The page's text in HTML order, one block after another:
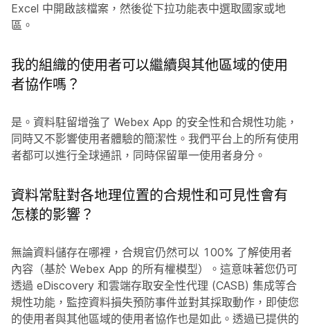
Excel 中開啟該檔案，然後從下拉功能表中選取國家或地
區。
我的組織的使用者可以繼續與其他區域的使用
者協作嗎？
是。資料駐留增強了 Webex App 的安全性和合規性功能，
同時又不影響使用者體驗的簡潔性。我們平台上的所有使用
者都可以進行全球通訊，同時保留單一使用者身分。
資料常駐對各地理位置的合規性和可見性會有
怎樣的影響？
無論資料儲存在哪裡，合規官仍然可以 100% 了解使用者
內容（基於 Webex App 的所有權模型）。這意味著您仍可
透過 eDiscovery 和雲端存取安全性代理 (CASB) 集成等合
規性功能，監控資料損失預防事件並對其採取動作，即使您
的使用者與其他區域的使用者協作也是如此。透過已提供的